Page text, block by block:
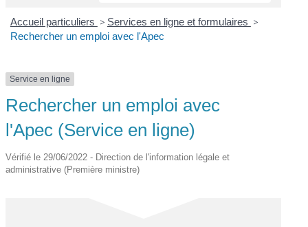
Accueil particuliers > Services en ligne et formulaires >
Rechercher un emploi avec l'Apec
Service en ligne
Rechercher un emploi avec
l'Apec (Service en ligne)
Vérifié le 29/06/2022 - Direction de l'information légale et
administrative (Première ministre)